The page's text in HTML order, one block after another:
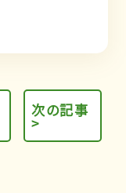
次の記事
>